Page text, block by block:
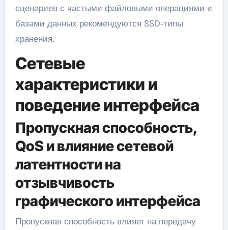
сценариев с частыми файловыми операциями и
базами данных рекомендуются SSD‑типы
хранения.
Сетевые
характеристики и
поведение интерфейса
Пропускная способность,
QoS и влияние сетевой
латентности на
отзывчивость
графического интерфейса
Пропускная способность влияет на передачу